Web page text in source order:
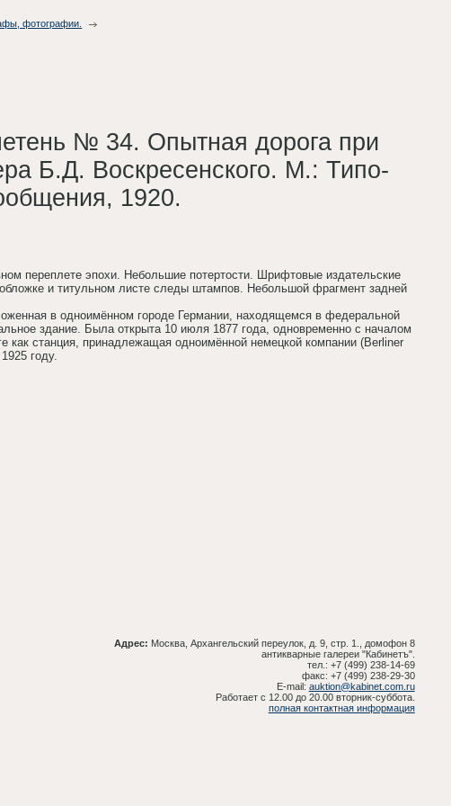
фотографии.
№ 34. Опытная дорога при
Б.Д. Воскресенского. М.: Типо-
1920.
переплете эпохи. Небольшие потертости. Шрифтовые издательские
и титульном листе следы штампов. Небольшой фрагмент задней
в одноимённом городе Германии, находящемся в федеральной
здание. Была открыта 10 июля 1877 года, одновременно с началом
как станция, принадлежащая одноимённой немецкой компании (Berliner
году.
Адрес: Москва, Архангельский переулок, д. 9, стр. 1., домофон 8
антикварные галереи "Кабинетъ".
тел.: +7 (499) 238-14-69
факс: +7 (499) 238-29-30
E-mail: auktion@kabinet.com.ru
Работает с 12.00 до 20.00 вторник-суббота.
полная контактная информация